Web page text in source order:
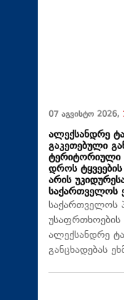
07 აგვისტო 2026,
ალექსანდრე
გაკეთებული
ტერიტორიული
დროს
არის
საქართველოს
საქართველოს
უსაფრთხოების
ალექსანდრე
განცხადებას